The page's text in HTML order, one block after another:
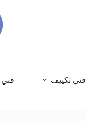
فني تكييف فني